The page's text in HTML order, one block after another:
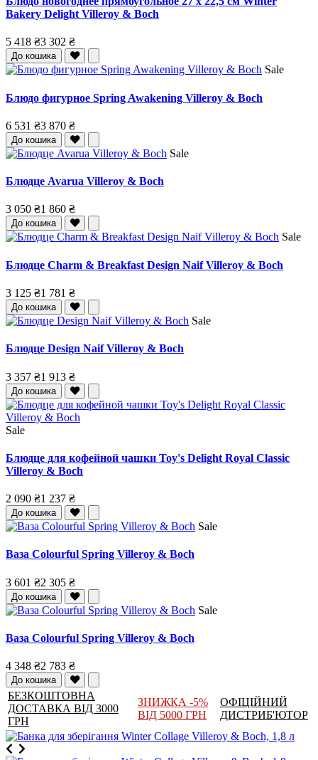
Bakery Delight Villeroy & Boch
5 418 ₴3 302 ₴
До кошика
Sale
Блюдо фигурное Spring Awakening Villeroy & Boch
6 531 ₴3 870 ₴
До кошика
Sale
Блюдце Avarua Villeroy & Boch
3 050 ₴1 860 ₴
До кошика
Sale
Блюдце Charm & Breakfast Design Naif Villeroy & Boch
3 125 ₴1 781 ₴
До кошика
Sale
Блюдце Design Naif Villeroy & Boch
3 357 ₴1 913 ₴
До кошика
Sale
Блюдце для кофейной чашки Toy's Delight Royal Classic
Villeroy & Boch
2 090 ₴1 237 ₴
До кошика
Sale
Ваза Colourful Spring Villeroy & Boch
3 601 ₴2 305 ₴
До кошика
Sale
Ваза Colourful Spring Villeroy & Boch
4 348 ₴2 783 ₴
До кошика
БЕЗКОШТОВНА
ДОСТАВКА ВІД 3000
ГРН
ЗНИЖКА -5%
ВІД 5000 ГРН
ОФІЦІЙНИЙ
ДИСТРИБ'ЮТОР